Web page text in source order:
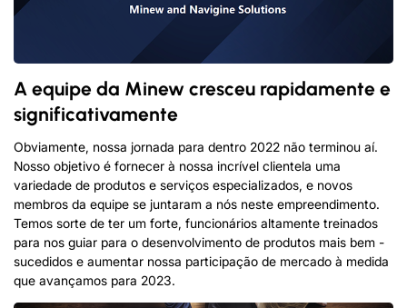
A equipe da Minew cresceu rapidamente e
significativamente
Obviamente, nossa jornada para dentro 2022 não terminou aí.
Nosso objetivo é fornecer à nossa incrível clientela uma
variedade de produtos e serviços especializados, e novos
membros da equipe se juntaram a nós neste empreendimento.
Temos sorte de ter um forte, funcionários altamente treinados
para nos guiar para o desenvolvimento de produtos mais bem -
sucedidos e aumentar nossa participação de mercado à medida
que avançamos para 2023.